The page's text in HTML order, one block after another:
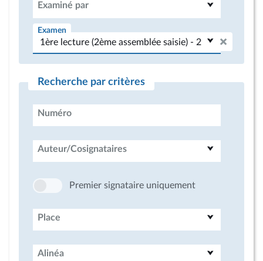
Examiné par
Examen
Recherche par critères
Numéro
Auteur/Cosignataires
Premier signataire uniquement
Place
Alinéa